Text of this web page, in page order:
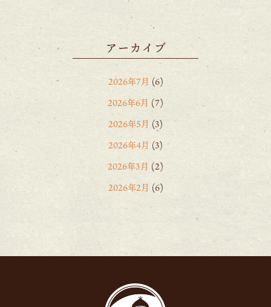
アーカイブ
2026年7月 (6)
2026年6月 (7)
2026年5月 (3)
2026年4月 (3)
2026年3月 (2)
2026年2月 (6)
2026年1月
(1)
2025年11月 (8)
2025年9月(11)